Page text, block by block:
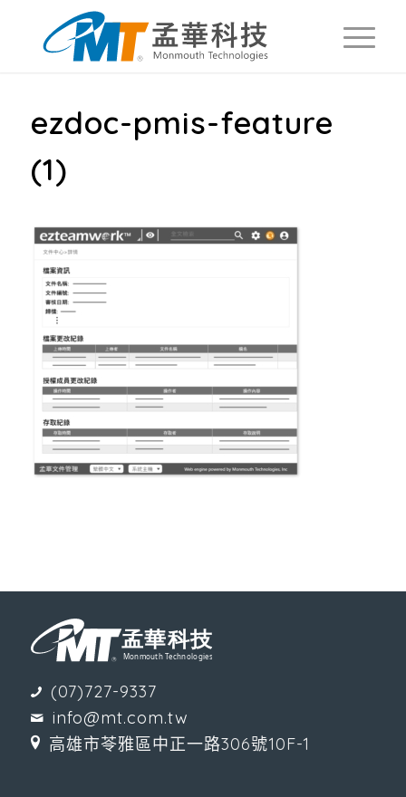
ezdoc-pmis-feature
(1)
(07)727-9337
info@mt.com.tw
高雄市苓雅區中正一路306號10F-1